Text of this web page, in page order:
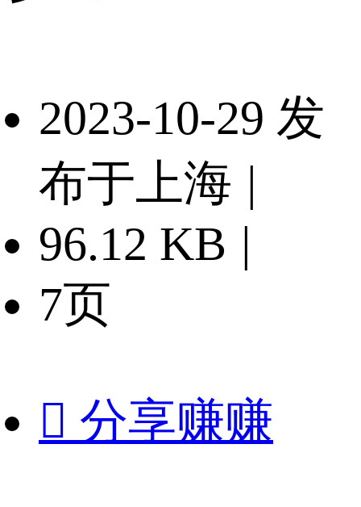
2023-10-29 发
布于上海 |
96.12 KB |
7页
 分享赚赚